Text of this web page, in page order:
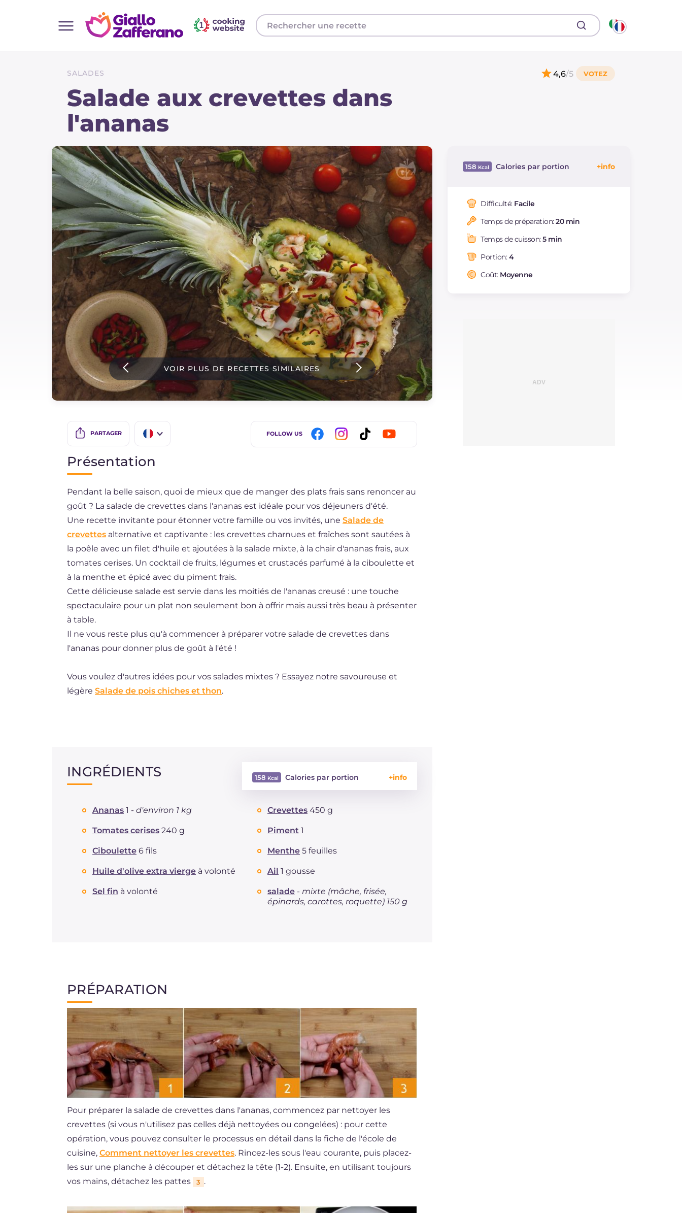
Toutes les recettes
Plats principaux
Accompagnement
Pizzas et focaccia
Gateaux et patisserie
Dernieres recettes
IT Website
Instagram
YouTube
SALADES
Salade aux crevettes dans
l'ananas
4,6/5
VOIR PLUS DE RECETTES SIMILAIRES
PARTAGER
ES
BR
NL
FOLLOW US
158 Calories par portion
Dont sucres
Protéine g
Graisses
saturés
Fibre
Cholestérol
Difficulté: Facile
Temps de préparation:20 min
Temps de cuisson:5 min
Portion:4
Coût: Moyenne
Présentation
Pendant la belle saison, quoi de mieux que de manger des plats frais sans renoncer au
goût ? La salade de crevettes dans l'ananas est idéale pour vos déjeuners d'été.
Une recette invitante pour étonner votre famille ou vos invités, une Salade de
crevettes alternative et captivante : les crevettes charnues et fraîches sont sautées à
la poêle avec un filet d'huile et ajoutées à la salade mixte, à la chair d'ananas frais, aux
tomates cerises. Un cocktail de fruits, légumes et crustacés parfumé à la ciboulette et
à la menthe et épicé avec du piment frais.
Cette délicieuse salade est servie dans les moitiés de l'ananas creusé : une touche
spectaculaire pour un plat non seulement bon à offrir mais aussi très beau à présenter
à table.
Il ne vous reste plus qu'à commencer à préparer votre salade de crevettes dans
l'ananas pour donner plus de goût à l'été !
Vous voulez d'autres idées pour vos salades mixtes ? Essayez notre savoureuse et
légère Salade de pois chiches et thon.
INGRÉDIENTS 158 Calories par portion
Glucides
Protéine
Graisses
Fibre
Cholestérol mg
Sodium mg 391
Ananas 1 - d'environ 1 kg Crevettes 450 g
Tomates cerises 240 g Piment 1
Ciboulette 6 fils Menthe 5 feuilles
Huile d'olive extra vierge à volonté Ail 1 gousse
Sel fin à volonté salade - mixte (mâche, frisée,
épinards, carottes, roquette) 150 g
PRÉPARATION
Pour préparer la salade de crevettes dans l'ananas, commencez par nettoyer les
crevettes (si vous n'utilisez pas celles déjà nettoyées ou congelées) : pour cette
opération, vous pouvez consulter le processus en détail dans la fiche de l'école de
cuisine, Comment nettoyer les crevettes. Rincez-les sous l'eau courante, puis placez-
les sur une planche à découper et détachez la tête (1-2). Ensuite, en utilisant toujours
vos mains, détachez les pattes
3 .